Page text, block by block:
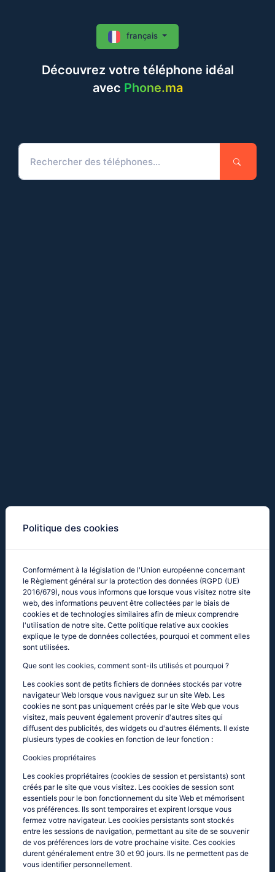
Découvrez votre téléphone idéal
avec Phone.ma
français
Politique des cookies
Conformément à la législation de l'Union européenne concernant
le Règlement général sur la protection des données (RGPD (UE)
2016/679), nous vous informons que lorsque vous visitez notre site
web, des informations peuvent être collectées par le biais de
cookies et de technologies similaires afin de mieux comprendre
l'utilisation de notre site. Cette politique relative aux cookies
explique le type de données collectées, pourquoi et comment elles
sont utilisées.
Que sont les cookies, comment sont-ils utilisés et pourquoi ?
Les cookies sont de petits fichiers de données stockés par votre
navigateur Web lorsque vous naviguez sur un site Web. Les
cookies ne sont pas uniquement créés par le site Web que vous
visitez, mais peuvent également provenir d'autres sites qui
diffusent des publicités, des widgets ou d'autres éléments. Il existe
plusieurs types de cookies en fonction de leur fonction :
Cookies propriétaires
Les cookies propriétaires (cookies de session et persistants) sont
créés par le site que vous visitez. Les cookies de session sont
essentiels pour le bon fonctionnement du site Web et mémorisent
vos préférences. Ils sont temporaires et expirent lorsque vous
fermez votre navigateur. Les cookies persistants sont stockés
entre les sessions de navigation, permettant au site de se souvenir
de vos préférences lors de votre prochaine visite. Ces cookies
durent généralement entre 30 et 90 jours. Ils ne permettent pas de
vous identifier personnellement.